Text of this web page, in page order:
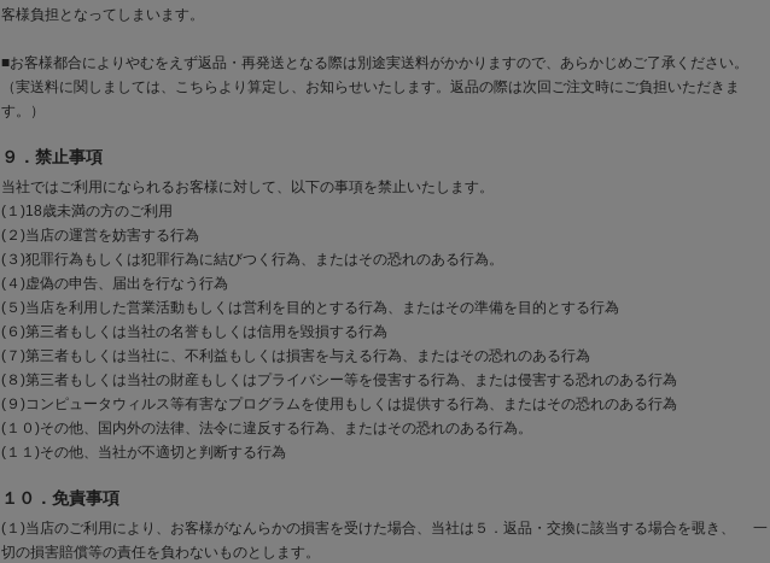
客様負担となってしまいます。
■お客様都合によりやむをえず返品・再発送となる際は別途実送料がかかりますので、あらかじめご了承ください。
（実送料に関しましては、こちらより算定し、お知らせいたします。返品の際は次回ご注文時にご負担いただきま
す。）
９．禁止事項
当社ではご利用になられるお客様に対して、以下の事項を禁止いたします。
(１)18歳未満の方のご利用
(２)当店の運営を妨害する行為
(３)犯罪行為もしくは犯罪行為に結びつく行為、またはその恐れのある行為。
(４)虚偽の申告、届出を行なう行為
(５)当店を利用した営業活動もしくは営利を目的とする行為、またはその準備を目的とする行為
(６)第三者もしくは当社の名誉もしくは信用を毀損する行為
(７)第三者もしくは当社に、不利益もしくは損害を与える行為、またはその恐れのある行為
(８)第三者もしくは当社の財産もしくはプライバシー等を侵害する行為、または侵害する恐れのある行為
(９)コンピュータウィルス等有害なプログラムを使用もしくは提供する行為、またはその恐れのある行為
(１０)その他、国内外の法律、法令に違反する行為、またはその恐れのある行為。
(１１)その他、当社が不適切と判断する行為
１０．免責事項
(１)当店のご利用により、お客様がなんらかの損害を受けた場合、当社は５．返品・交換に該当する場合を覗き、 一
切の損害賠償等の責任を負わないものとします。